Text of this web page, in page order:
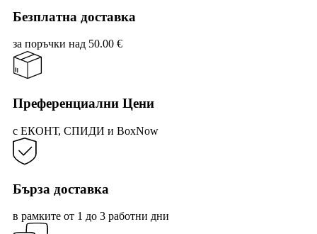
Безплатна доставка
за поръчки над 50.00 €
Преференциални Цени
с ЕКОНТ, СПИДИ и BoxNow
Бърза доставка
в рамките от 1 до 3 работни дни